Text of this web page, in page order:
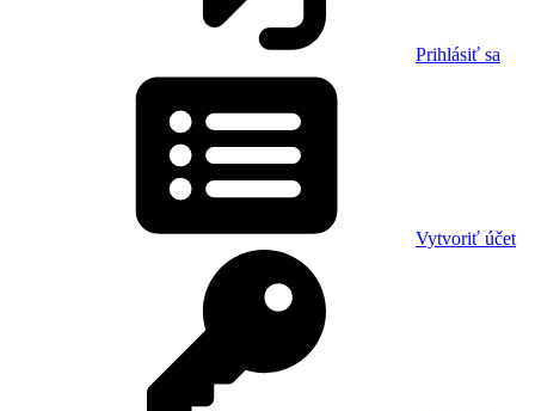
Prihlásiť sa
Vytvoriť účet